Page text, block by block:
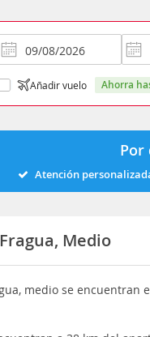
Añadir vuelo ahorra
Por
Atención
Medio
medio se encuentran